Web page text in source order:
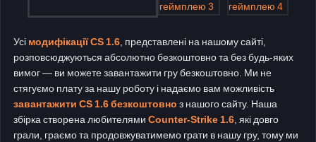
Усі модифікації CS 1.6 , представлені на нашому сайті,
розповсюджуються абсолютно безкоштовно та без будь-яких
вимог — ви можете завантажити гру безкоштовно. Ми не
стягуємо плату за нашу роботу і надаємо вам можливість
завантажити CS 1.6 безкоштовно з нашого сайту. Наша
збірка створена любителями Counter-Strike 1.6 , які довго
грали, граємо та продовжуватимемо грати в нашу гру, тому ми